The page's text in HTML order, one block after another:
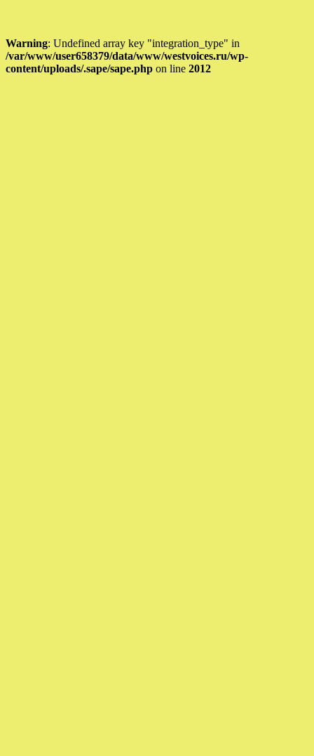
Warning: Undefined array key "integration_type" in
/var/www/user658379/data/www/westvoices.ru/wp-
content/uploads/.sape/sape.php on line 2012